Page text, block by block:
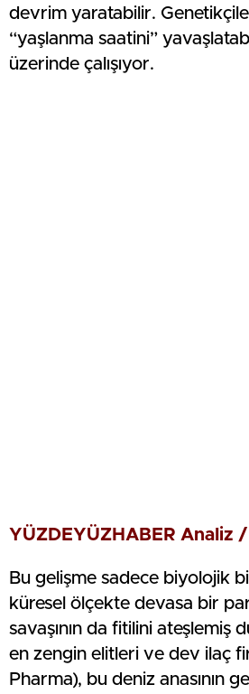
devrim yaratabilir.
“yaşlanma saatini”
üzerinde çalışıyor.
YÜZDEYÜZHABER Analiz /
Bu gelişme sadece biyolojik
küresel ölçekte devasa bir
savaşının da fitilini ateşlemiş
en zengin elitleri ve dev ilaç
Pharma), bu deniz anasının